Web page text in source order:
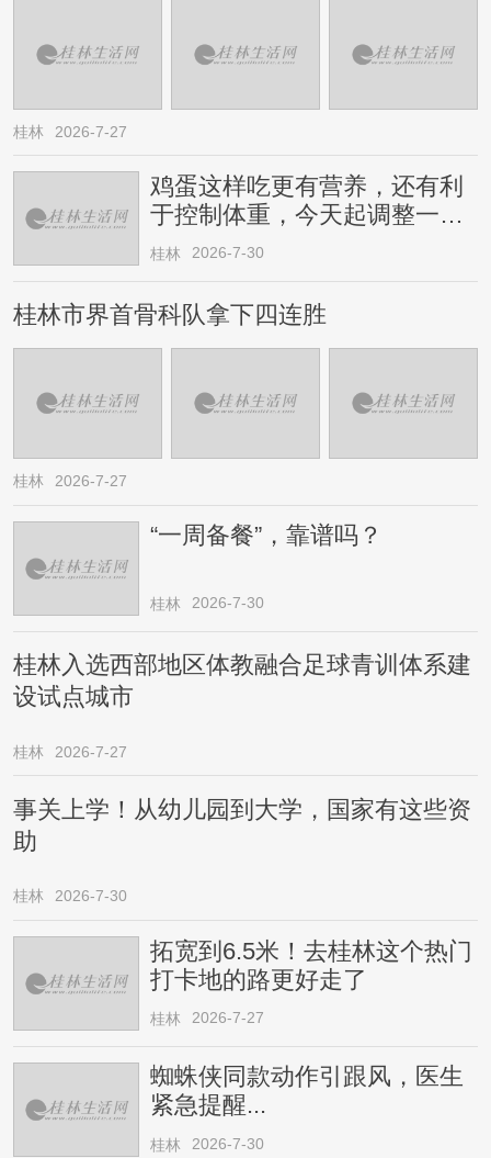
桂林 2026-7-27
鸡蛋这样吃更有营养，还有利
于控制体重，今天起调整一下
→
桂林 2026-7-30
桂林市界首骨科队拿下四连胜
桂林 2026-7-27
“一周备餐”，靠谱吗？
桂林 2026-7-30
桂林入选西部地区体教融合足球青训体系建
设试点城市
桂林 2026-7-27
事关上学！从幼儿园到大学，国家有这些资
助
桂林 2026-7-30
拓宽到6.5米！去桂林这个热门
打卡地的路更好走了
桂林 2026-7-27
蜘蛛侠同款动作引跟风，医生
紧急提醒...
桂林 2026-7-30